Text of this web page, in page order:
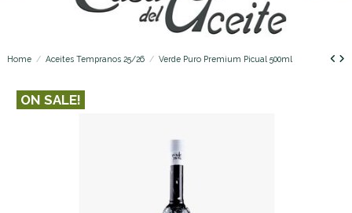
Home Aceites Tempranos 25/26 Verde Puro Premium Picual 500ml
ON SALE!